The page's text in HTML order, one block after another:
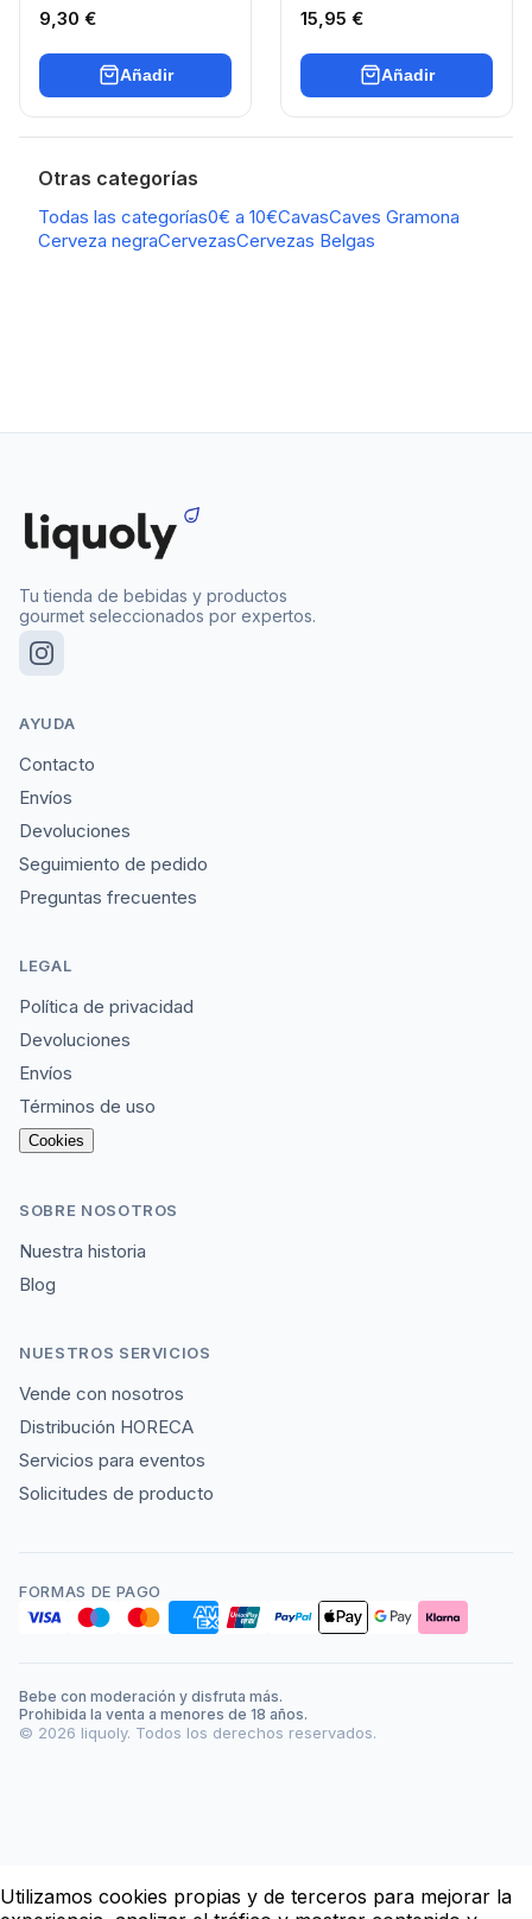
9,30 €
Añadir
15,95 €
Añadir
Otras categorías
Todas las categorías0€ a 10€CavasCaves Gramona
Cerveza negraCervezasCervezas Belgas
Tu tienda de bebidas y productos
gourmet seleccionados por expertos.
AYUDA
Contacto
Envíos
Devoluciones
Seguimiento de pedido
Preguntas frecuentes
LEGAL
Política de privacidad
Devoluciones
Envíos
Términos de uso
Cookies
SOBRE NOSOTROS
Nuestra historia
Blog
NUESTROS SERVICIOS
Vende con nosotros
Distribución HORECA
Servicios para eventos
Solicitudes de producto
FORMAS DE PAGO
Bebe con moderación y disfruta más.
Prohibida la venta a menores de 18 años.
© 2026 liquoly. Todos los derechos reservados.
Utilizamos cookies propias y de terceros para mejorar la